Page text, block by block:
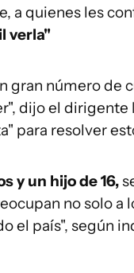
a quienes les
verla"
gran número de
dijo el
para resolver
y un hijo de 16,
no solo a
el país", según